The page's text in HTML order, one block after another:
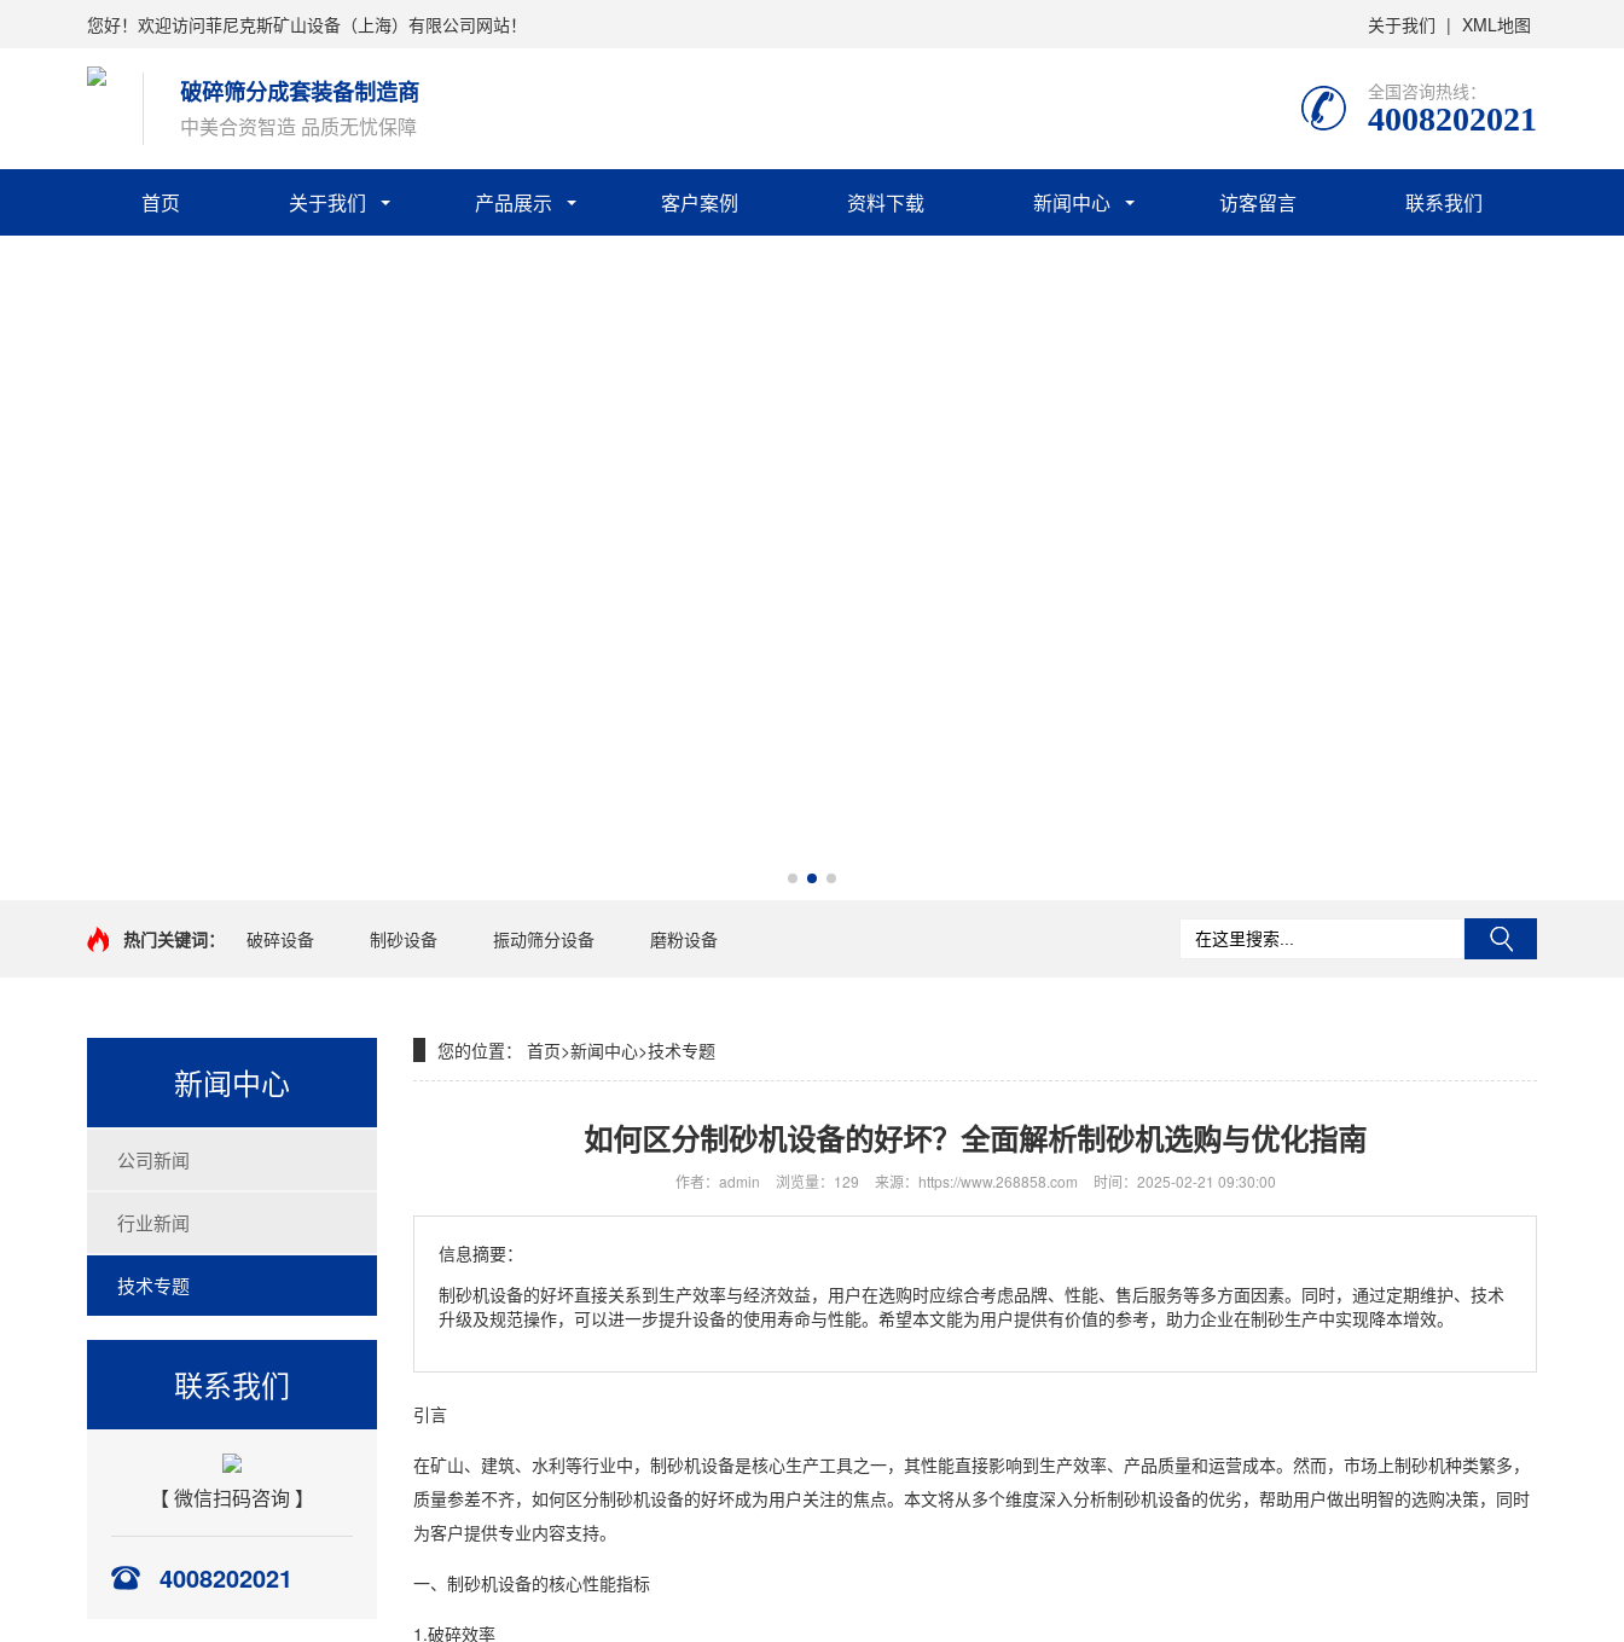
您好！欢迎访问菲尼克斯矿山设备（上海）有限公司网站！ 关于我们 | XML地图
破碎筛分成套装备制造商
中美合资智造 品质无忧保障
全国咨询热线：
4008202021
首页 关于我们 产品展示 客户案例 资料下载 新闻中心 访客留言 联系我们
热门关键词： 破碎设备 制砂设备 振动筛分设备 磨粉设备
新闻中心
公司新闻
行业新闻
技术专题
联系我们
【 微信扫码咨询 】
4008202021
您的位置： 首页>新闻中心>技术专题
如何区分制砂机设备的好坏？全面解析制砂机选购与优化指南
作者：admin 浏览量：129 来源：https://www.268858.com 时间：2025-02-21 09:30:00
信息摘要：
制砂机设备的好坏直接关系到生产效率与经济效益，用户在选购时应综合考虑品牌、性能、售后服务等多方面因素。同时，通过定期维护、技术
升级及规范操作，可以进一步提升设备的使用寿命与性能。希望本文能为用户提供有价值的参考，助力企业在制砂生产中实现降本增效。
引言
在矿山、建筑、水利等行业中，制砂机设备是核心生产工具之一，其性能直接影响到生产效率、产品质量和运营成本。然而，市场上制砂机种类繁多，
质量参差不齐，如何区分制砂机设备的好坏成为用户关注的焦点。本文将从多个维度深入分析制砂机设备的优劣，帮助用户做出明智的选购决策，同时
为客户提供专业内容支持。
一、制砂机设备的核心性能指标
1.破碎效率